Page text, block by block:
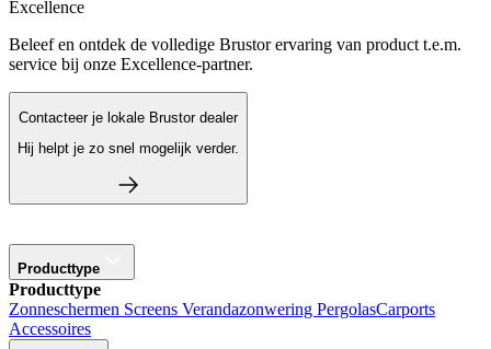
Excellence
Beleef en ontdek de volledige Brustor ervaring van product t.e.m.
service bij onze Excellence-partner.
Contacteer je lokale Brustor dealer
Hij helpt je zo snel mogelijk verder.
Producttype
Producttype
Zonneschermen Screens Verandazonwering PergolasCarports
Accessoires